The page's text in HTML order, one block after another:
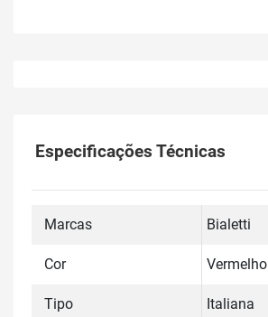
Especificações Técnicas
Marcas Bialetti
Cor Vermelho
Tipo Italiana